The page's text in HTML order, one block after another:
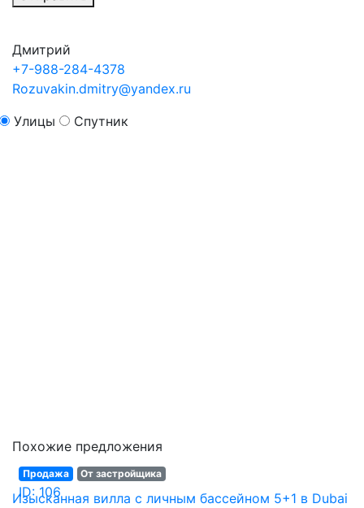
Дмитрий
+7-988-284-4378
Rozuvakin.dmitry@yandex.ru
Улицы
Спутник
Похожие предложения
Продажа От застройщика
ID: 106
Изысканная вилла с личным бассейном 5+1 в Dubai